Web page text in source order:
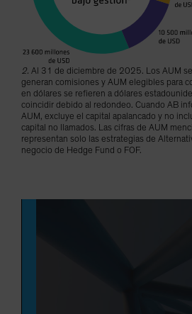
2. Al 31 de diciembre de 2025. Los AUM
generan comisiones y AUM elegibles para
en dólares se refieren a dólares
coincidir debido al redondeo. Cuando AB
AUM, excluye el capital apalancado y no
capital no llamados. Las cifras de AUM
representan solo las estrategias de
negocio de Hedge Fund o FOF.